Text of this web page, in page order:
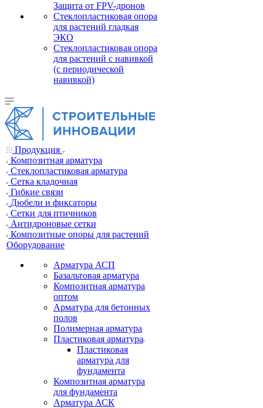
Защита от FPV-дронов
Стеклопластиковая опора
для растений гладкая
ЭКО
Стеклопластиковая опора
для растений с навивкой
(с периодической
навивкой)
Продукция
Композитная арматура
Cтеклопластиковая арматура
Сетка кладочная
Гибкие связи
Дюбели и фиксаторы
Сетки для птичников
Антидроновые сетки
Композитные опоры для растений
Оборудование
Арматура АСП
Базальтовая арматура
Композитная арматура
оптом
Арматура для бетонных
полов
Полимерная арматура
Пластиковая арматура
Пластиковая
арматура для
фундамента
Композитная арматура
для фундамента
Арматура АСК